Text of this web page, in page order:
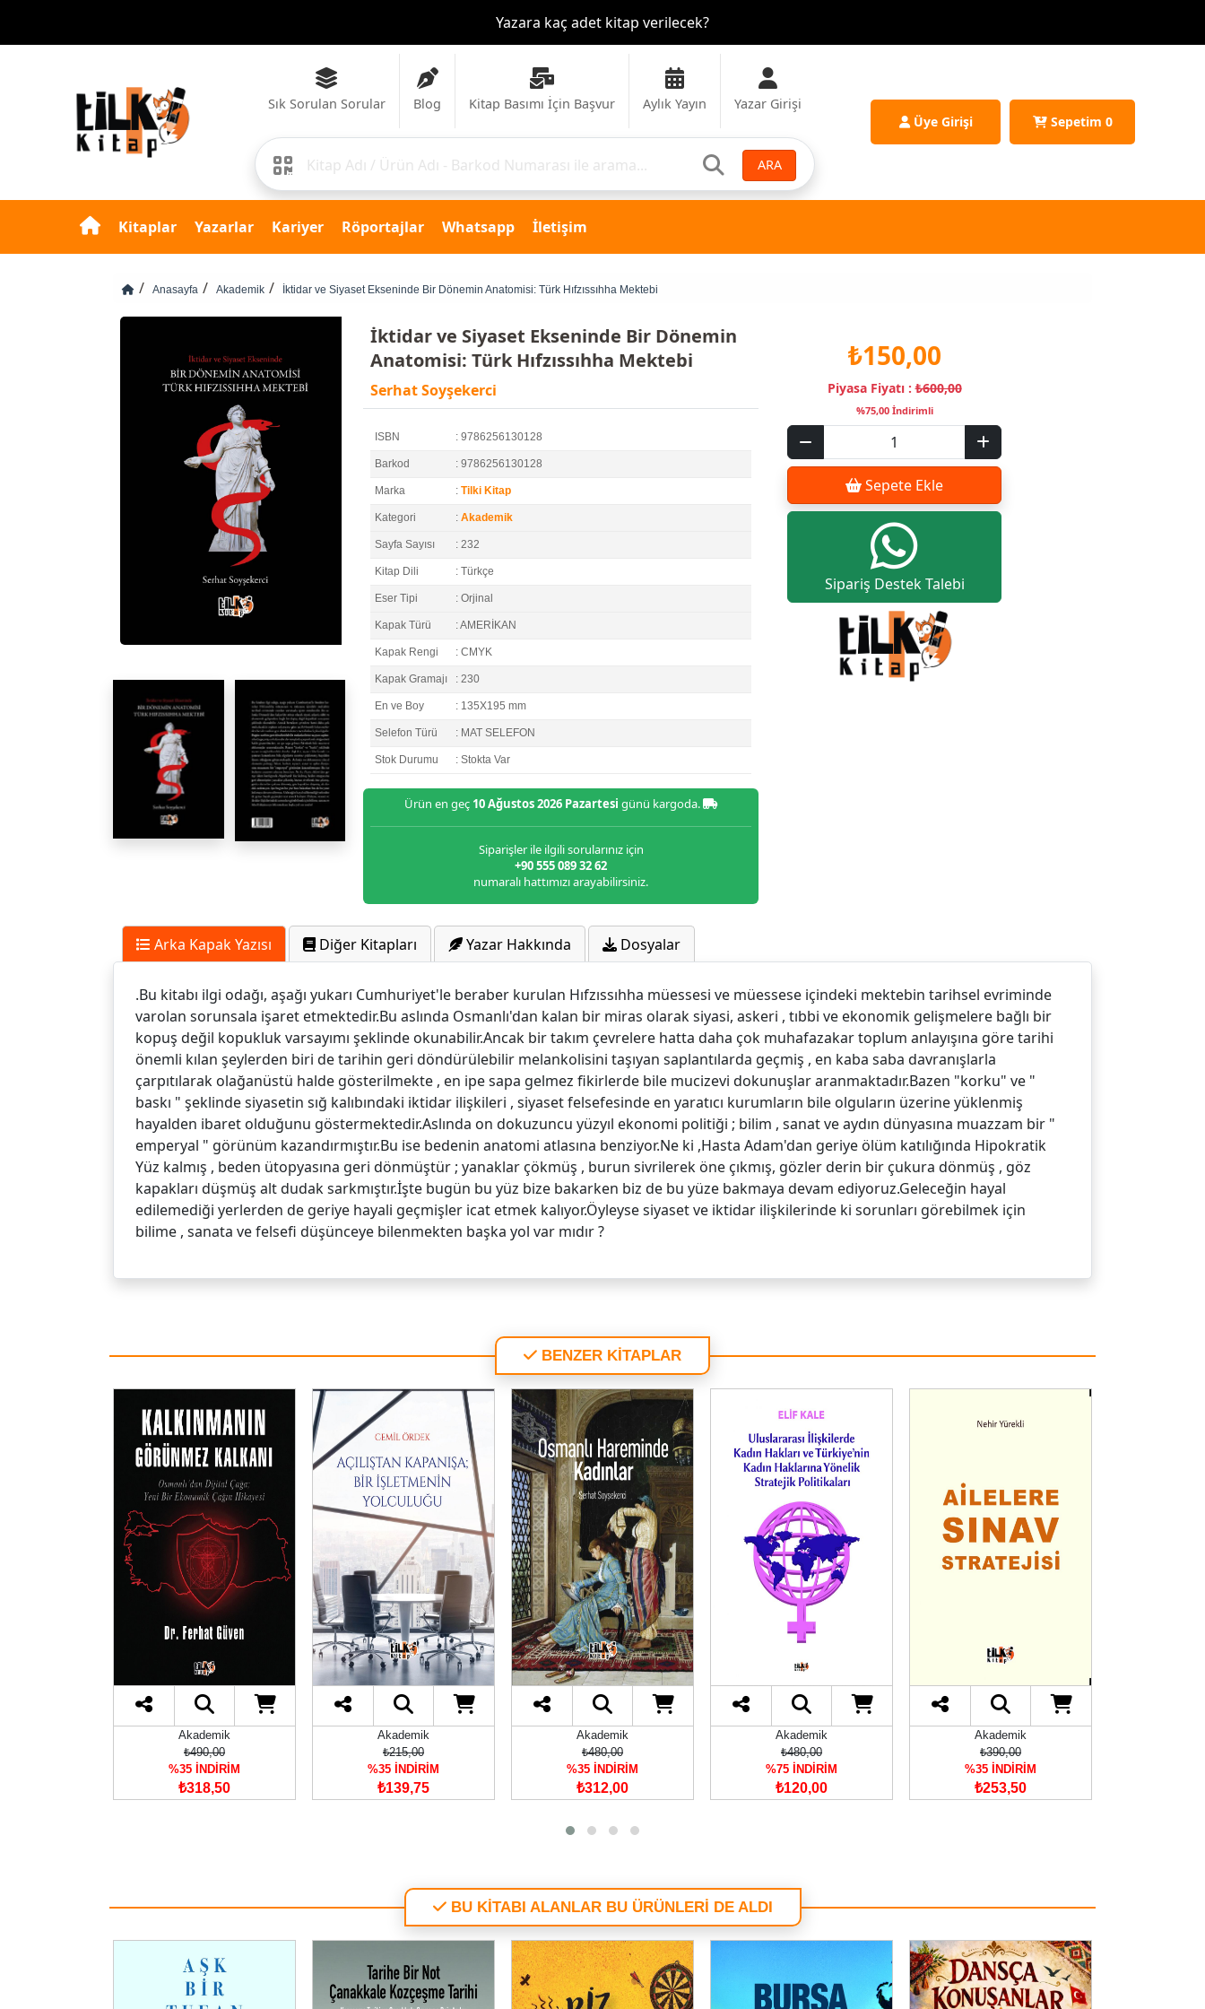
Yazara kaç adet kitap verilecek?
Sık Sorulan Sorular Blog Kitap Basımı İçin Başvur Aylık Yayın Yazar Girişi
ARA
Üye Girişi Sepetim 0
Kitaplar Yazarlar Kariyer Röportajlar Whatsapp İletişim
Anasayfa Akademik İktidar ve Siyaset Ekseninde Bir Dönemin Anatomisi: Türk Hıfzıssıhha Mektebi
İktidar ve Siyaset Ekseninde Bir Dönemin
Anatomisi: Türk Hıfzıssıhha Mektebi
Serhat Soyşekerci
ISBN : 9786256130128
Barkod : 9786256130128
Marka : Tilki Kitap
Kategori : Akademik
Sayfa Sayısı : 232
Kitap Dili : Türkçe
Eser Tipi : Orjinal
Kapak Türü : AMERİKAN
Kapak Rengi : CMYK
Kapak Gramajı : 230
En ve Boy : 135X195 mm
Selefon Türü : MAT SELEFON
Stok Durumu : Stokta Var
Ürün en geç 10 Ağustos 2026 Pazartesi günü kargoda.
Siparişler ile ilgili sorularınız için
+90 555 089 32 62
numaralı hattımızı arayabilirsiniz.
₺150,00
Piyasa Fiyatı :₺600,00
%75,00 İndirimli
Sepete Ekle
Sipariş Destek Talebi
Arka Kapak Yazısı Diğer Kitapları Yazar Hakkında Dosyalar
.Bu kitabı ilgi odağı, aşağı yukarı Cumhuriyet'le beraber kurulan Hıfzıssıhha müessesi ve müessese içindeki mektebin tarihsel evriminde
varolan sorunsala işaret etmektedir.Bu aslında Osmanlı'dan kalan bir miras olarak siyasi, askeri , tıbbi ve ekonomik gelişmelere bağlı bir
kopuş değil kopukluk varsayımı şeklinde okunabilir.Ancak bir takım çevrelere hatta daha çok muhafazakar toplum anlayışına göre tarihi
önemli kılan şeylerden biri de tarihin geri döndürülebilir melankolisini taşıyan saplantılarda geçmiş , en kaba saba davranışlarla
çarpıtılarak olağanüstü halde gösterilmekte , en ipe sapa gelmez fikirlerde bile mucizevi dokunuşlar aranmaktadır.Bazen "korku" ve "
baskı " şeklinde siyasetin sığ kalıbındaki iktidar ilişkileri , siyaset felsefesinde en yaratıcı kurumların bile olguların üzerine yüklenmiş
hayalden ibaret olduğunu göstermektedir.Aslında on dokuzuncu yüzyıl ekonomi politiği ; bilim , sanat ve aydın dünyasına muazzam bir "
emperyal " görünüm kazandırmıştır.Bu ise bedenin anatomi atlasına benziyor.Ne ki ,Hasta Adam'dan geriye ölüm katılığında Hipokratik
Yüz kalmış , beden ütopyasına geri dönmüştür ; yanaklar çökmüş , burun sivrilerek öne çıkmış, gözler derin bir çukura dönmüş , göz
kapakları düşmüş alt dudak sarkmıştır.İşte bugün bu yüz bize bakarken biz de bu yüze bakmaya devam ediyoruz.Geleceğin hayal
edilemediği yerlerden de geriye hayali geçmişler icat etmek kalıyor.Öyleyse siyaset ve iktidar ilişkilerinde ki sorunları görebilmek için
bilime , sanata ve felsefi düşünceye bilenmekten başka yol var mıdır ?
BENZER KİTAPLAR
Akademik
₺490,00
%35 İNDİRİM
₺318,50
Akademik
₺215,00
%35 İNDİRİM
₺139,75
Akademik
₺480,00
%35 İNDİRİM
₺312,00
Akademik
₺480,00
%75 İNDİRİM
₺120,00
Akademik
₺390,00
%35 İNDİRİM
₺253,50
BU KİTABI ALANLAR BU ÜRÜNLERİ DE ALDI